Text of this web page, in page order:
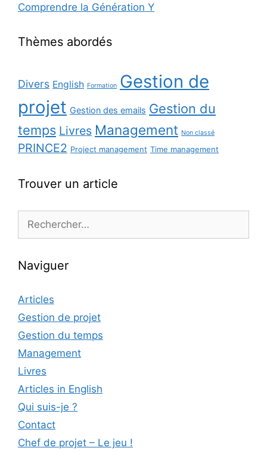
Comprendre la Génération Y
Thèmes abordés
Divers English Formation Gestion de
projet Gestion des emails Gestion du
temps Livres Management Non classé
PRINCE2 Project management Time management
Trouver un article
Naviguer
Articles
Gestion de projet
Gestion du temps
Management
Livres
Articles in English
Qui suis-je ?
Contact
Chef de projet – Le jeu !